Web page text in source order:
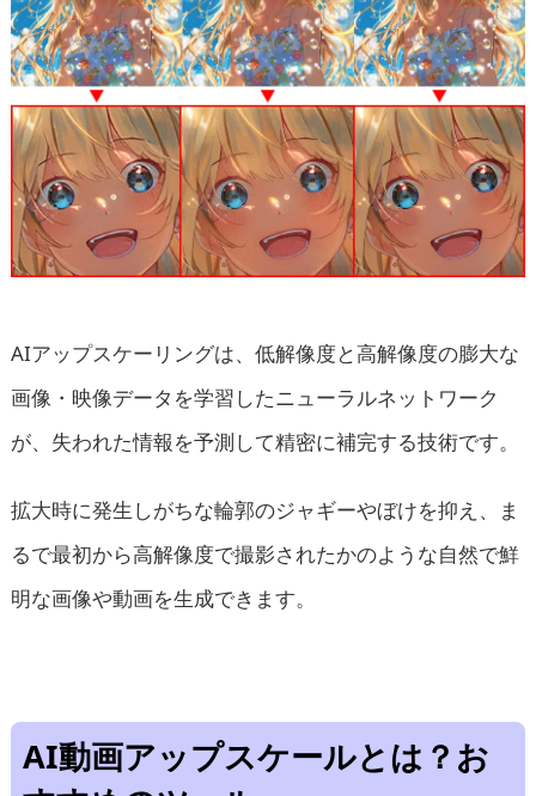
AIアップスケーリングは、低解像度と高解像度の膨大な
画像・映像データを学習したニューラルネットワーク
が、失われた情報を予測して精密に補完する技術です。
拡大時に発生しがちな輪郭のジャギーやぼけを抑え、ま
るで最初から高解像度で撮影されたかのような自然で鮮
明な画像や動画を生成できます。
AI動画アップスケールとは？お